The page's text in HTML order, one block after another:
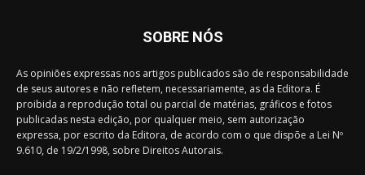
SOBRE NÓS
As opiniões expressas nos artigos publicados são de responsabilidade
de seus autores e não refletem, necessariamente, as da Editora. É
proibida a reprodução total ou parcial de matérias, gráficos e fotos
publicadas nesta edição, por qualquer meio, sem autorização
expressa, por escrito da Editora, de acordo com o que dispõe a Lei Nº
9.610, de 19/2/1998, sobre Direitos Autorais.